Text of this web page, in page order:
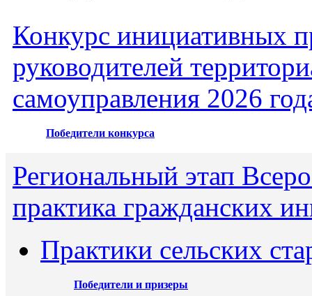
Конкурс инициативных
руководителей
самоуправления 2026
Победители конкурса
Региональный этап
практика гражданских
Практики сельских
Победители и призеры